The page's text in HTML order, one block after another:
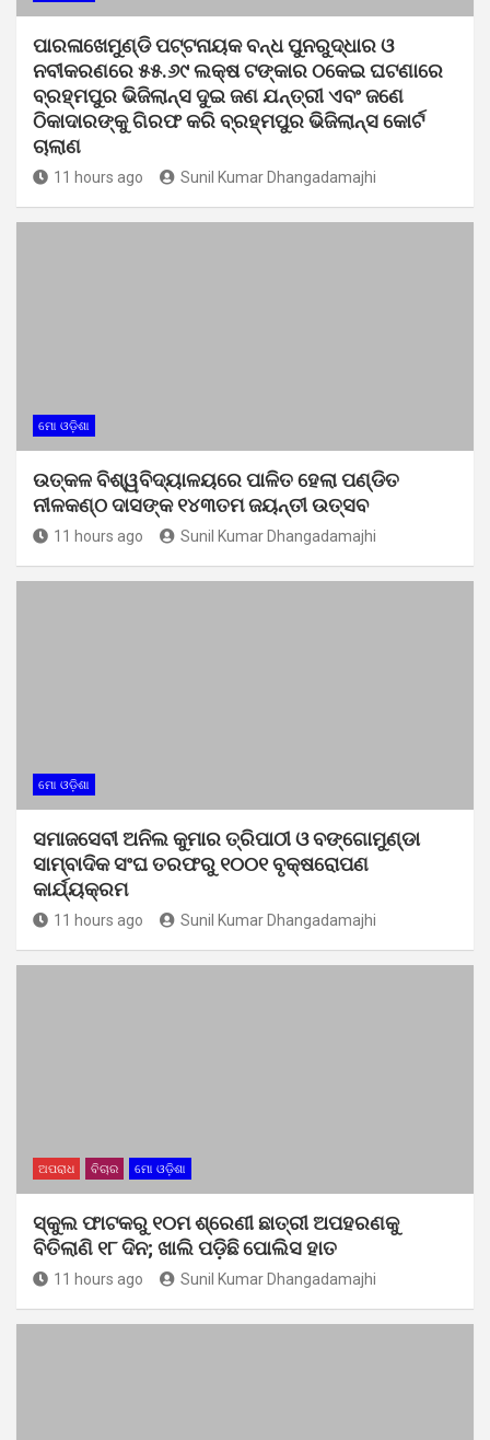
ପାରଳାଖେମୁଣ୍ଡି ପଟ୍ଟନାୟକ ବନ୍ଧ ପୁନରୁଦ୍ଧାର ଓ
ନବୀକରଣରେ ୫୫.୬୯ ଲକ୍ଷ ଟଙ୍କାର ଠକେଇ ଘଟଣାରେ
ବ୍ରହ୍ମପୁର ଭିଜିଲାନ୍ସ ଦୁଇ ଜଣ ଯନ୍ତ୍ରୀ ଏବଂ ଜଣେ
ଠିକାଦାରଙ୍କୁ ଗିରଫ କରି ବ୍ରହ୍ମପୁର ଭିଜିଲାନ୍ସ କୋର୍ଟ
ଚାଲାଣ
11 hours ago Sunil Kumar Dhangadamajhi
ମୋ ଓଡ଼ିଶା
ଉତ୍କଳ ବିଶ୍ୱବିଦ୍ୟାଳୟରେ ପାଳିତ ହେଲା ପଣ୍ଡିତ
ନୀଳକଣ୍ଠ ଦାସଙ୍କ ୧୪୩ତମ ଜୟନ୍ତୀ ଉତ୍ସବ
11 hours ago Sunil Kumar Dhangadamajhi
ମୋ ଓଡ଼ିଶା
ସମାଜସେବୀ ଅନିଲ କୁମାର ତ୍ରିପାଠୀ ଓ ବଙ୍ଗୋମୁଣ୍ଡା
ସାମ୍ବାଦିକ ସଂଘ ତରଫରୁ ୧୦୦୧ ବୃକ୍ଷରୋପଣ
କାର୍ଯ୍ୟକ୍ରମ
11 hours ago Sunil Kumar Dhangadamajhi
ଅପରାଧ ବିଚାର ମୋ ଓଡ଼ିଶା
ସ୍କୁଲ ଫାଟକରୁ ୧୦ମ ଶ୍ରେଣୀ ଛାତ୍ରୀ ଅପହରଣକୁ
ବିତିଲାଣି ୧୮ ଦିନ; ଖାଲି ପଡ଼ିଛି ପୋଲିସ ହାତ
11 hours ago Sunil Kumar Dhangadamajhi